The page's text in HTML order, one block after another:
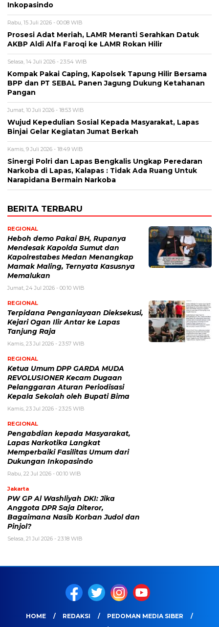
Inkopasindo
Rabu, 15 Juli 2026 - 00:08 WIB
Prosesi Adat Meriah, LAMR Meranti Serahkan Datuk
AKBP Aldi Alfa Faroqi ke LAMR Rokan Hilir
Selasa, 14 Juli 2026 - 23:54 WIB
Kompak Pakai Caping, Kapolsek Tapung Hilir Bersama
BPP dan PT SEBAL Panen Jagung Dukung Ketahanan
Pangan
Jumat, 10 Juli 2026 - 18:53 WIB
Wujud Kepedulian Sosial Kepada Masyarakat, Lapas
Binjai Gelar Kegiatan Jumat Berkah
Kamis, 9 Juli 2026 - 18:49 WIB
Sinergi Polri dan Lapas Bengkalis Ungkap Peredaran
Narkoba di Lapas, Kalapas : Tidak Ada Ruang Untuk
Narapidana Bermain Narkoba
BERITA TERBARU
REGIONAL
Heboh demo Pakai BH, Rupanya
Mendesak Kapolda Sumut dan
Kapolrestabes Medan Menangkap
Mamak Maling, Ternyata Kasusnya
Memalukan
Jumat, 24 Jul 2026 - 00:10 WIB
REGIONAL
Terpidana Penganiayaan Dieksekusi,
Kejari Ogan Ilir Antar ke Lapas
Tanjung Raja
Kamis, 23 Jul 2026 - 23:57 WIB
REGIONAL
Ketua Umum DPP GARDA MUDA
REVOLUSIONER Kecam Dugaan
Pelanggaran Aturan Periodisasi
Kepala Sekolah oleh Bupati Bima
Kamis, 23 Jul 2026 - 23:25 WIB
REGIONAL
Pengabdian kepada Masyarakat,
Lapas Narkotika Langkat
Memperbaiki Fasilitas Umum dari
Dukungan Inkopasindo
Rabu, 22 Jul 2026 - 00:10 WIB
Jakarta
PW GP Al Washliyah DKI: Jika
Anggota DPR Saja Diteror,
Bagaimana Nasib Korban Judol dan
Pinjol?
Selasa, 21 Jul 2026 - 23:18 WIB
HOME REDAKSI
PEDOMAN MEDIA SIBER